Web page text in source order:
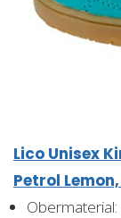
Lico Unisex
Petrol Lemon,
Obermaterial: